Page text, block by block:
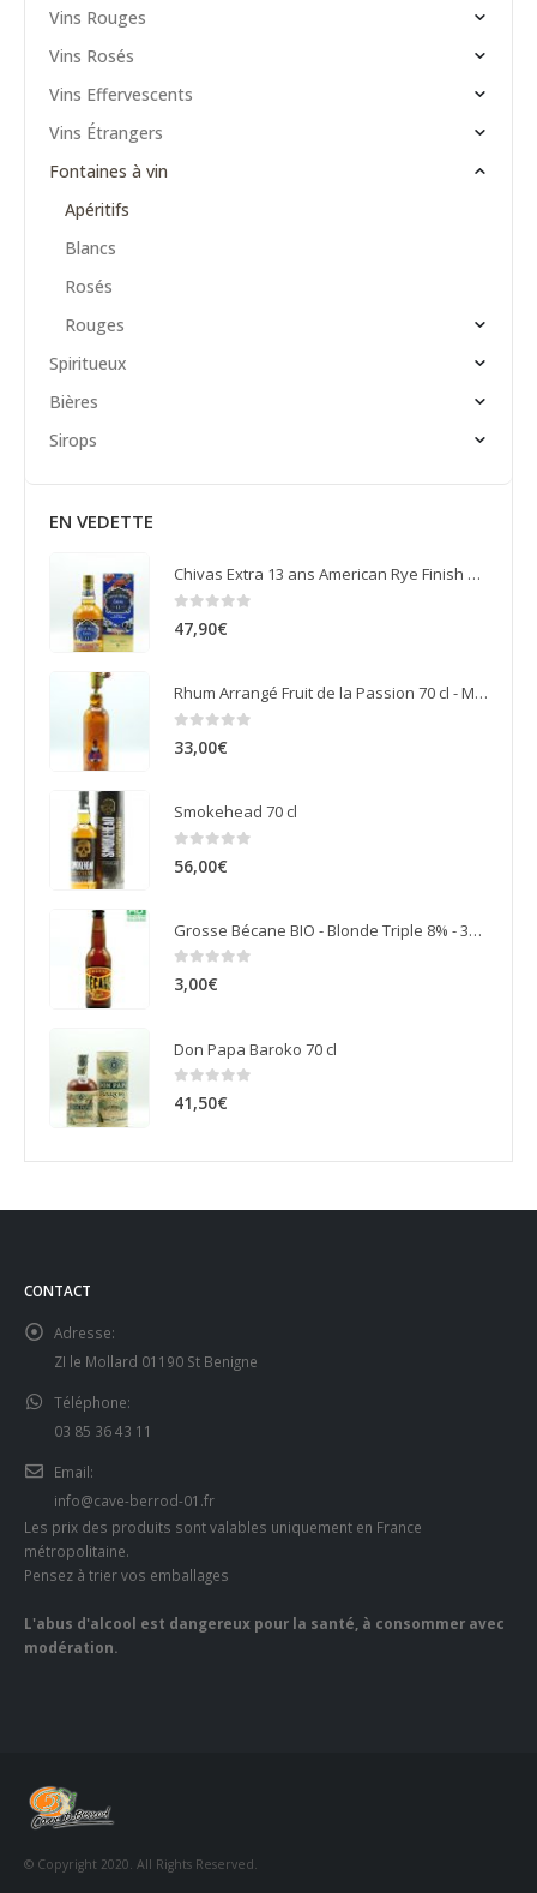
Vins Rouges
Vins Rosés
Vins Effervescents
Vins Étrangers
Fontaines à vin
Apéritifs
Blancs
Rosés
Rouges
Spiritueux
Bières
Sirops
EN VEDETTE
Chivas Extra 13 ans American Rye Finish 70 cl
0sur 5
47,90€
Rhum Arrangé Fruit de la Passion 70 cl - Ma Doudou
0sur 5
33,00€
Smokehead 70 cl
56,00€
Grosse Bécane BIO - Blonde Triple 8% - 33 cl
0 sur 5
3,00€
Don Papa Baroko 70 cl
0 sur 5
41,50€
CONTACT
Adresse:
ZI le Mollard 01190 St Benigne
Téléphone:
03 85 36 43 11
Email:
info@cave-berrod-01.fr
Les prix des produits sont valables uniquement en France
métropolitaine.
Pensez à trier vos emballages
L'abus d'alcool est dangereux pour la santé, à consommer avec
modération.
© Copyright 2020. All Rights Reserved.